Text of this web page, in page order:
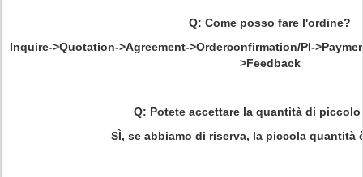
Q: Come posso fare l'ordine?
Inquire->Quotation->Agreement->Orderconfirmation/PI-
>Feedback
Q: Potete accettare la quantità di
SÌ, se abbiamo di riserva, la piccola quantità